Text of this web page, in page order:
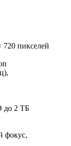
пикселей
до 2 ТБ
фокус,